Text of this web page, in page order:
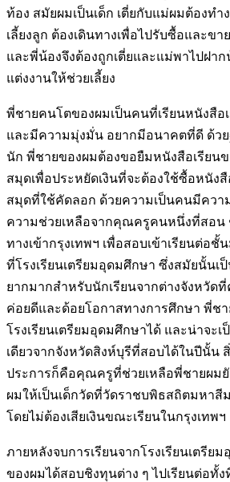
ท้อง สมัยผมเป็นเด็ก เตี่ยกับแม่ผมต้องทำ
เลี้ยงลูก ต้องเดินทางเพื่อไปรับซื้อและขา
และพี่น้องจึงต้องถูกเตี่ยและแม่พาไปฝา
แต่งงานให้ช่วยเลี้ยง
พี่ชายคนโตของผมเป็นคนที่เรียนหนังสือ
และมีความมุ่งมั่น อยากมีอนาคตที่ดี ด้ว
นัก พี่ชายของผมต้องขอยืมหนังสือเรียน
สมุดเพื่อประหยัดเงินที่จะต้องใช้ซื้อหนังสื
สมุดที่ใช้คัดลอก ด้วยความเป็นคนมีควา
ความช่วยเหลือจากคุณครูคนหนึ่งที่สอน
ทางเข้ากรุงเทพฯ เพื่อสอบเข้าเรียนต่อชั้
ที่โรงเรียนเตรียมอุดมศึกษา ซึ่งสมัยนั้นเป็
ยากมากสำหรับนักเรียนจากต่างจังหวัด
ค่อยดีและด้อยโอกาสทางการศึกษา พี่ชา
โรงเรียนเตรียมอุดมศึกษาได้ และน่าจะเ
เดียวจากจังหวัดสิงห์บุรีที่สอบได้ในปีนั้น
ประการก็คือคุณครูที่ช่วยเหลือพี่ชายผม
ผมให้เป็นเด็กวัดที่วัดราชบพิธสถิตมหาสี
โดยไม่ต้องเสียเงินขณะเรียนในกรุงเทพฯ
ภายหลังจบการเรียนจากโรงเรียนเตรี
ของผมได้สอบชิงทุนต่าง ๆ ไปเรียนต่อทั้ง